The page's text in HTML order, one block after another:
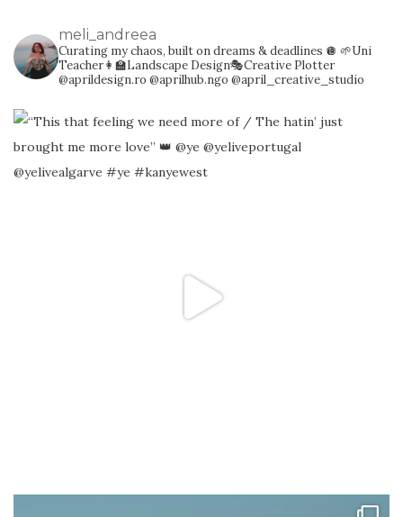
meli_andreea
Curating my chaos, built on dreams & deadlines 🪩 🌱Uni
Teacher👩‍🏫Landscape Design🎭Creative Plotter
@aprildesign.ro @aprilhub.ngo @april_creative_studio